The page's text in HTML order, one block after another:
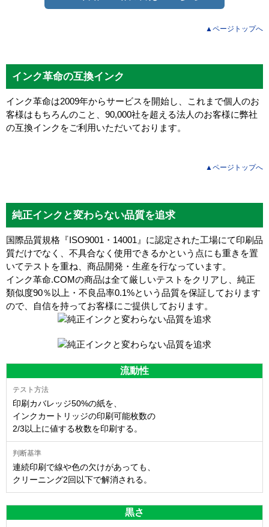
▲ページトップへ
インク革命の互換インク
インク革命は2009年からサービスを開始し、これまで個人のお
客様はもちろんのこと、90,000社を超える法人のお客様に弊社
の互換インクをご利用いただいております。
▲ページトップへ
純正インクと変わらない品質を追求
国際品質規格『ISO9001・14001』に認定された工場にて印刷品
質だけでなく、不具合なく使用できるかという点にも重きを置
いてテストを重ね、商品開発・生産を行なっています。
インク革命.COMの商品は全て厳しいテストをクリアし、 純正
類似度90％以上・不良品率0.1%という品質を保証しております
ので、自信を持ってお客様にご提供しております。
流動性
印刷カバレッジ50%の紙を、
インクカートリッジの印刷可能枚数の
2/3以上に値する枚数を印刷する。
連続印刷で線や色の欠けがあっても、
クリーニング2回以下で解消される。
黒さ